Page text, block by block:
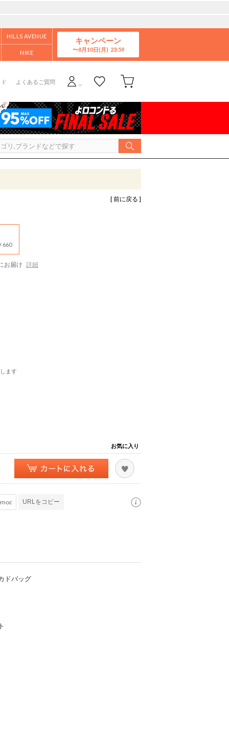
HILLS AVENUE
NIKE
キャンペーン
8月10日(月)
よくあるご質問
[ 前に戻る ]
660
お届け 詳細
ます
お気に入り
URLをコピー
ドバッグ